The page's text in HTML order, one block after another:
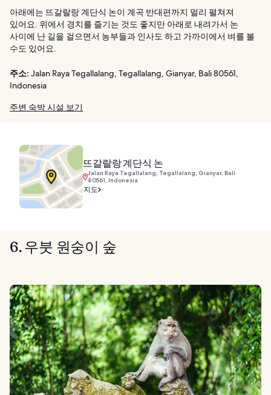
아래에는 뜨갈랄랑 계단식 논이 계곡 반대편까지 멀리 펼쳐져
있어요. 위에서 경치를 즐기는 것도 좋지만 아래로 내려가서 논
사이에 난 길을 걸으면서 농부들과 인사도 하고 가까이에서 벼를 볼
수도 있어요.
주소: Jalan Raya Tegallalang, Tegallalang, Gianyar, Bali 80561,
Indonesia
주변 숙박 시설 보기
뜨갈랄랑 계단식 논
Jalan Raya Tegallalang, Tegallalang, Gianyar, Bali
80561, Indonesia
지도
6. 우붓 원숭이 숲